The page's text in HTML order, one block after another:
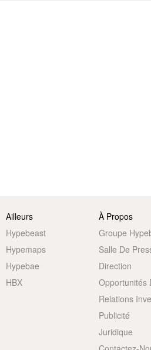
Ailleurs
Hypebeast
Hypemaps
Hypebae
HBX
À Propos
Groupe
Salle De
Direction
Opportunités
Relations
Publicité
Juridique